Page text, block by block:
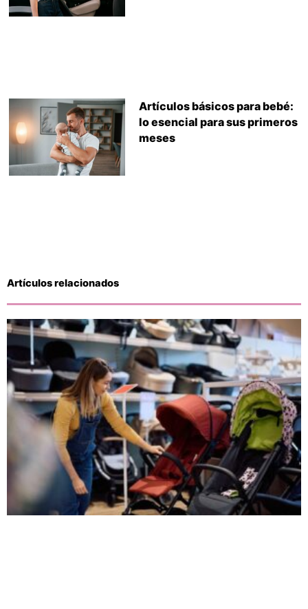
Artículos básicos para bebé:
lo esencial para sus primeros
meses
Artículos relacionados